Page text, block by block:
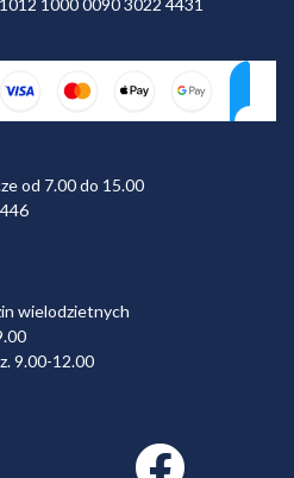
od 7.00 do 15.00
wielodzietnych
9.00-12.00
Facebook link